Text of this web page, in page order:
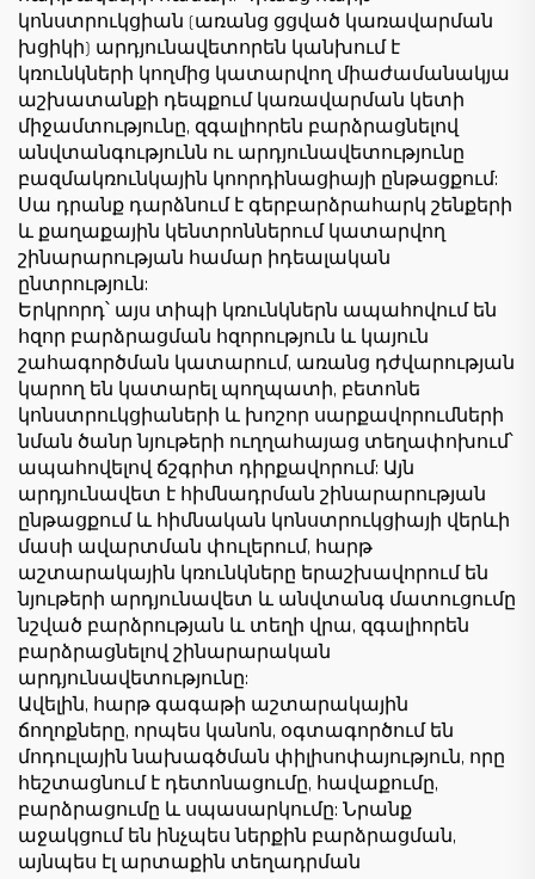
կոնստրուկցիան (առանց ցցված կառավարման
խցիկի) արդյունավետորեն կանխում է
կռունկների կողմից կատարվող միաժամանակյա
աշխատանքի դեպքում կառավարման կետի
միջամտությունը, զգալիորեն բարձրացնելով
անվտանգությունն ու արդյունավետությունը
բազմակռունկային կոորդինացիայի ընթացքում:
Սա դրանք դարձնում է գերբարձրահարկ շենքերի
և քաղաքային կենտրոններում կատարվող
շինարարության համար իդեալական
ընտրություն:
Երկրորդ՝ այս տիպի կռունկներն ապահովում են
հզոր բարձրացման հզորություն և կայուն
շահագործման կատարում, առանց դժվարության
կարող են կատարել պողպատի, բետոնե
կոնստրուկցիաների և խոշոր սարքավորումների
նման ծանր նյութերի ուղղահայաց տեղափոխում՝
ապահովելով ճշգրիտ դիրքավորում: Այն
արդյունավետ է հիմնադրման շինարարության
ընթացքում և հիմնական կոնստրուկցիայի վերևի
մասի ավարտման փուլերում, հարթ
աշտարակային կռունկները երաշխավորում են
նյութերի արդյունավետ և անվտանգ մատուցումը
նշված բարձրության և տեղի վրա, զգալիորեն
բարձրացնելով շինարարական
արդյունավետությունը:
Ավելին, հարթ գագաթի աշտարակային
ճողոքները, որպես կանոն, օգտագործում են
մոդուլային նախագծման փիլիսոփայություն, որը
հեշտացնում է դետոնացումը, հավաքումը,
բարձրացումը և սպասարկումը: Նրանք
աջակցում են ինչպես ներքին բարձրացման,
այնպես էլ արտաքին տեղադրման